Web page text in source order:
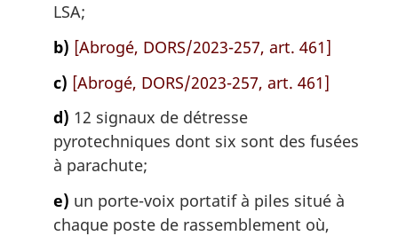
LSA;
b) [Abrogé, DORS/2023-257, art. 461]
c) [Abrogé, DORS/2023-257, art. 461]
d) 12 signaux de détresse
pyrotechniques dont six sont des fusées
à parachute;
e) un porte-voix portatif à piles situé à
chaque poste de rassemblement où,